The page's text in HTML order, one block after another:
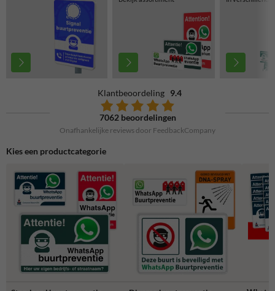
Klantbeoordeling 9.4
7062 beoordelingen
Onafhankelijke reviews door FeedbackCompany
Kies een productcategorie